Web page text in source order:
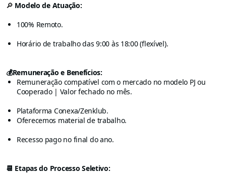
🔎 Modelo de Atuação:
100% Remoto.
Horário de trabalho das 9:00 às 18:00 (flexível).
💰Remuneração e Benefícios:
Remuneração compatível com o mercado no modelo PJ ou
Cooperado | Valor fechado no mês.
Plataforma Conexa/Zenklub.
Oferecemos material de trabalho.
Recesso pago no final do ano.
📆 Etapas do Processo Seletivo: